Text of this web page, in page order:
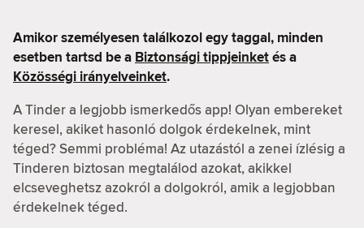
Amikor személyesen találkozol egy taggal, minden
esetben tartsd be a Biztonsági tippjeinketés a
Közösségi irányelveinket.
A Tinder a legjobb ismerkedős app! Olyan embereket
keresel, akiket hasonló dolgok érdekelnek, mint
téged? Semmi probléma! Az utazástól a zenei ízlésig a
Tinderen biztosan megtalálod azokat, akikkel
elcseveghetsz azokról a dolgokról, amik a legjobban
érdekelnek téged.